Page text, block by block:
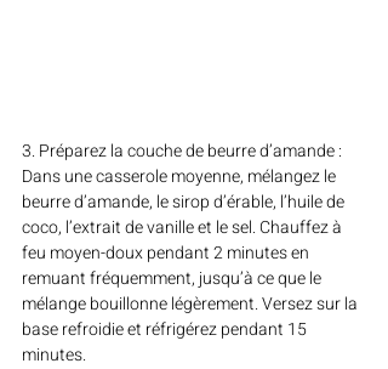
3. Préparez la couche de beurre d’amande :
Dans une casserole moyenne, mélangez le
beurre d’amande, le sirop d’érable, l’huile de
coco, l’extrait de vanille et le sel. Chauffez à
feu moyen-doux pendant 2 minutes en
remuant fréquemment, jusqu’à ce que le
mélange bouillonne légèrement. Versez sur la
base refroidie et réfrigérez pendant 15
minutes.